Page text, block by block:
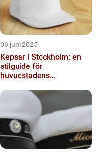
06 juni 2025
Kepsar i Stockholm: en
stilguide för
huvudstadens